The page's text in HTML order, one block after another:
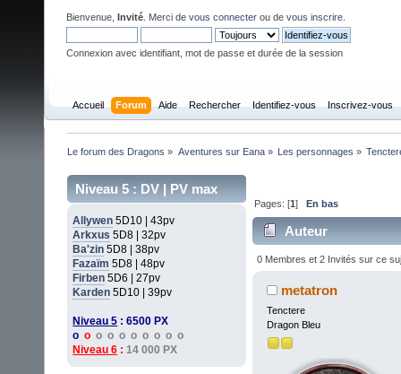
Bienvenue, Invité . Merci de vous connecter ou de vous inscrire
Connexion avec identifiant, mot de passe et durée de la session
Accueil Forum Aide Rechercher Identifiez-vous Inscrivez-vous
Le forum des Dragons » Aventures sur Eana» Les personnages »
Niveau 5 : DV | PV max
Allywen 5D10 | 43pv
Arkxus 5D8 | 32pv
Ba'zin 5D8 | 38pv
Fazaïm 5D8 | 48pv
Firben 5D6 | 27pv
Karden 5D10 | 39pv
Niveau 5 : 6500 PX
oo o o o o o o o o
Niveau 6 : 14 000 PX
Pages: [1]En bas
Auteur
0 Membres et 2 Invités sur ce
metatron
Tenctere
Dragon Bleu